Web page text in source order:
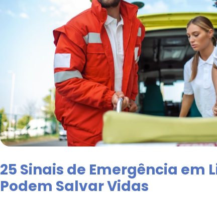
25 Sinais de Emergência em
Podem Salvar Vidas